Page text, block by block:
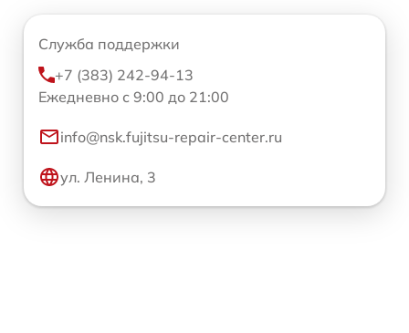
Служба поддержки
+7 (383) 242-94-13
Ежедневно с 9:00 до 21:00
info@nsk.fujitsu-repair-center.ru
ул. Ленина, 3